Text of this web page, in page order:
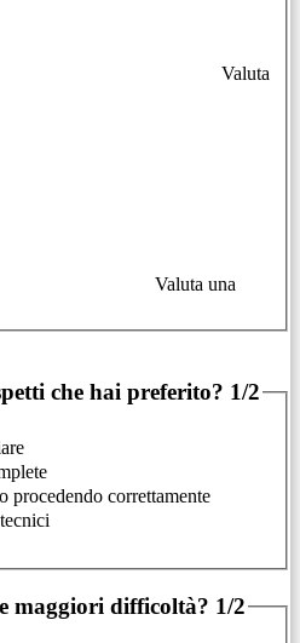
Valuta
Valuta una
che hai preferito? 1/2
procedendo correttamente
maggiori difficoltà? 1/2